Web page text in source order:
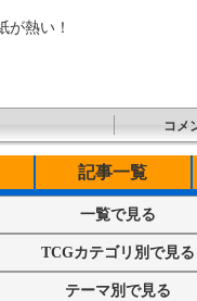
が熱い！
コメ
記事一覧
一覧で見る
TCGカテゴリ別で見る
テーマ別で見る